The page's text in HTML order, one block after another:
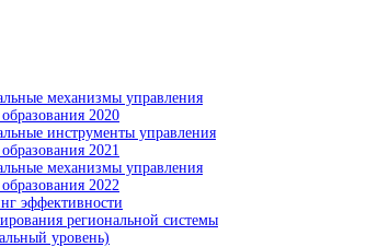
механизмы управления
2020
инструменты управления
2021
механизмы управления
2022
эффективности
региональной системы
уровень)